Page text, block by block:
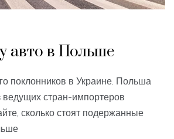
авто в Польше
поклонников в Украине. Польша
ведущих стран-импортеров
сколько стоят подержанные